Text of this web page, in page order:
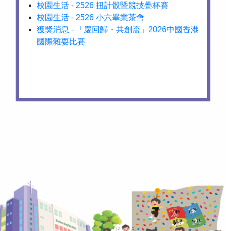
校園生活 - 2526 扭計骰暨競技疊杯賽
校園生活 - 2526 小六畢業茶會
獲獎消息 - 「慶回歸・共創盃」2026中國香港
國際雜耍比賽